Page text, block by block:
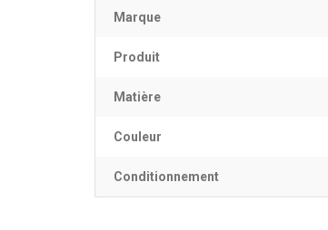
Marque
Produit
Matière
Couleur
Conditionnement